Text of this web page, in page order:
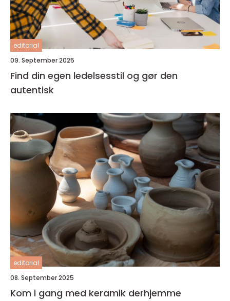
editorial
09. September 2025
Find din egen ledelsesstil og gør den
autentisk
editorial
08. September 2025
Kom i gang med keramik derhjemme